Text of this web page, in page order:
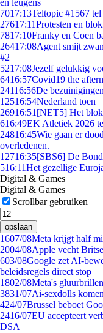
en leugens
7017:13Teltopic #1567
27617:11Protesten en
7817:10Franky en Coen
26417:08Agent smijt
#2
5217:08Jezelf gelukkig
6416:57Covid19 the
24116:56De
12516:54Nederland toen
26916:51 [NET5] Het
616:49EK Atletiek 2026
24816:45Wie gaan er
overledenen.
12716:35[SBS6] De
516:11Het gezellige
Digital & Games
Digital & Games
Scrollbar gebruiken
opslaan
1607/08Meta krijgt half
2004/08Apple vecht
603/08Google zet AI-
beleidsregels direct stop
1802/08Meta's
3831/07Ai-sexdolls
424/07Brussel beboet
2416/07EU accepteert
DSA